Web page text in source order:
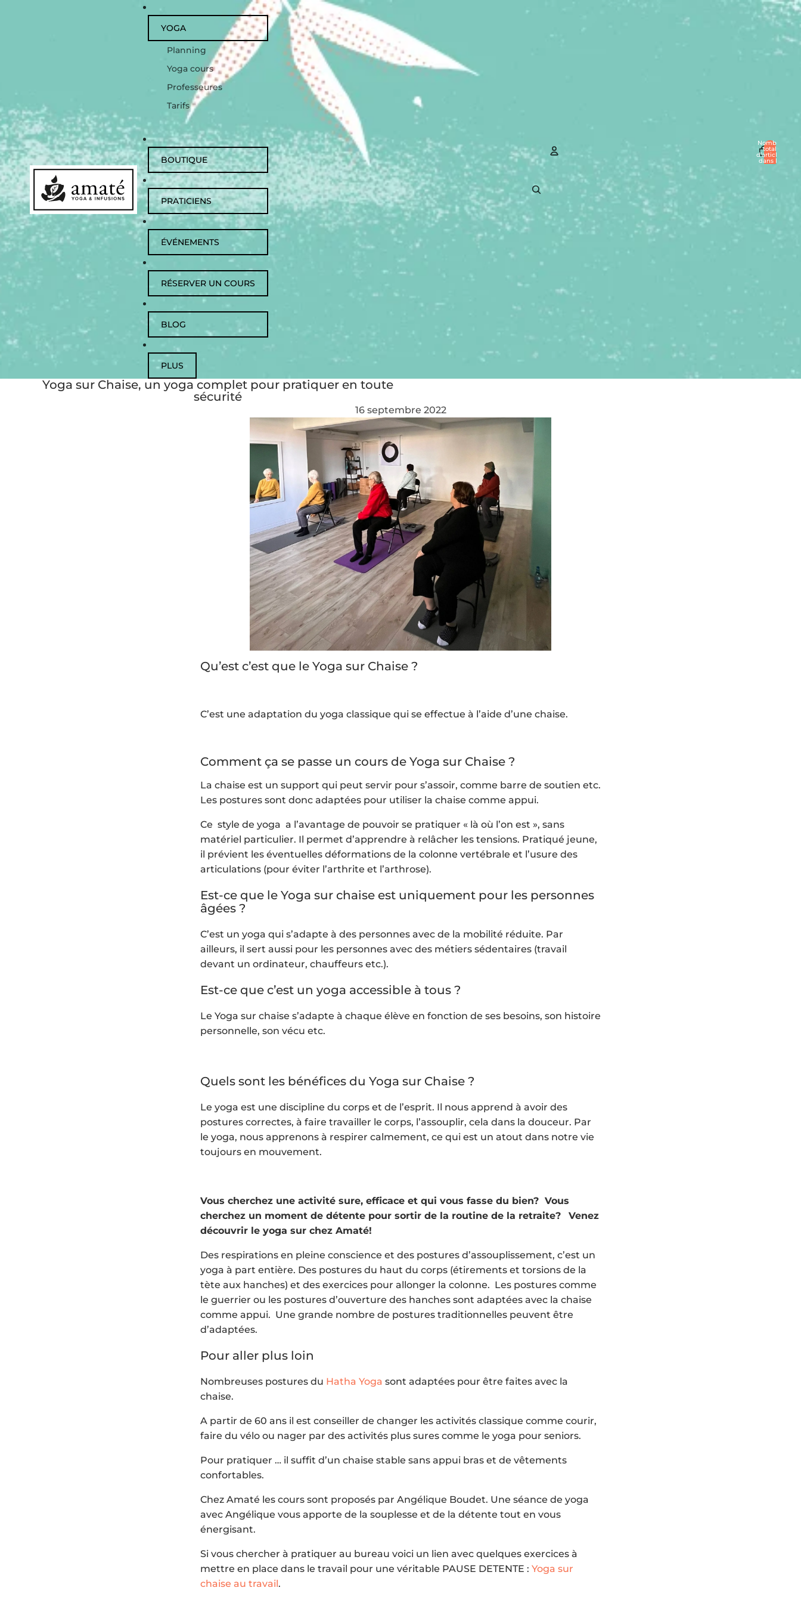
YOGA
Planning
Yoga cours
Professeures
Tarifs
BOUTIQUE
PRATICIENS
ÉVÉNEMENTS
RÉSERVER UN COURS
BLOG
PLUS
Compte
Autres options de connexion
Commandes
Profil
Nombre
total
d’articles
dans le
Yoga sur Chaise, un yoga complet pour pratiquer en toute
sécurité
16 septembre 2022
Qu’est c’est que le Yoga sur Chaise ?
C’est une adaptation du yoga classique qui se effectue à l’aide d’une chaise.
Comment ça se passe un cours de Yoga sur Chaise ?
La chaise est un support qui peut servir pour s’assoir, comme barre de soutien etc.
Les postures sont donc adaptées pour utiliser la chaise comme appui.
Ce style de yoga a l’avantage de pouvoir se pratiquer « là où l’on est », sans
matériel particulier. Il permet d’apprendre à relâcher les tensions. Pratiqué jeune,
il prévient les éventuelles déformations de la colonne vertébrale et l’usure des
articulations (pour éviter l’arthrite et l’arthrose).
Est-ce que le Yoga sur chaise est uniquement pour les personnes
âgées ?
C’est un yoga qui s’adapte à des personnes avec de la mobilité réduite. Par
ailleurs, il sert aussi pour les personnes avec des métiers sédentaires (travail
devant un ordinateur, chauffeurs etc.).
Est-ce que c’est un yoga accessible à tous ?
Le Yoga sur chaise s’adapte à chaque élève en fonction de ses besoins, son histoire
personnelle, son vécu etc.
Quels sont les bénéfices du Yoga sur Chaise ?
Le yoga est une discipline du corps et de l’esprit. Il nous apprend à avoir des
postures correctes, à faire travailler le corps, l’assouplir, cela dans la douceur. Par
le yoga, nous apprenons à respirer calmement, ce qui est un atout dans notre vie
toujours en mouvement.
Vous cherchez une activité sure, efficace et qui vous fasse du bien? Vous
cherchez un moment de détente pour sortir de la routine de la retraite?
Venez
découvrir le yoga sur chez Amaté!
Des respirations en pleine conscience et des postures d’assouplissement, c’est un
yoga à part entière. Des postures du haut du corps (étirements et torsions de la
tète aux hanches) et des exercices pour allonger la colonne. Les postures comme
le guerrier ou les postures d’ouverture des hanches sont adaptées avec la chaise
comme appui. Une grande nombre de postures traditionnelles peuvent être
d’adaptées.
Pour aller plus loin
Nombreuses postures du Hatha Yoga sont adaptées pour être faites avec la
chaise.
A partir de 60 ans il est conseiller de changer les activités classique comme courir,
faire du vélo ou nager par des activités plus sures comme le yoga pour seniors.
Pour pratiquer … il suffit d’un chaise stable sans appui bras et de vêtements
confortables.
Chez Amaté les cours sont proposés par Angélique Boudet. Une séance de yoga
avec Angélique vous apporte de la souplesse et de la détente tout en vous
énergisant.
Si vous chercher à pratiquer au bureau voici un lien avec quelques exercices à
mettre en place dans le travail pour une véritable PAUSE DETENTE : Yoga sur
chaise au travail.